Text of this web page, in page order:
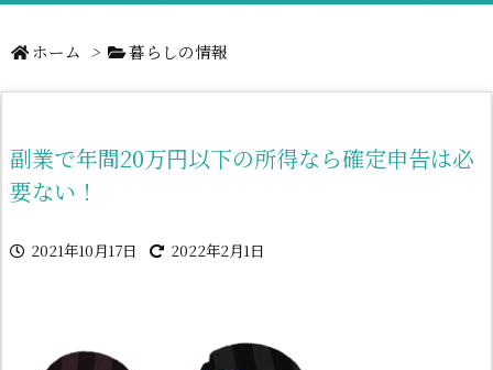
ホーム > 暮らしの情報
副業で年間20万円以下の所得なら確定申告は必
要ない！
2021年10月17日 2022年2月1日